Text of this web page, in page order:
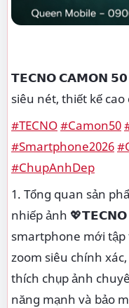
𝗧𝗘𝗖𝗡𝗢 𝗖𝗔𝗠𝗢𝗡 𝟱𝟬 –
siêu nét, thiết kế cao
#TECNO#Camon50
#Smartphone2026
#ChupAnhDep
1. Tổng quan sản
nhiếp ảnh
smartphone mới
zoom siêu chính
thích chụp ảnh
năng mạnh và bảo